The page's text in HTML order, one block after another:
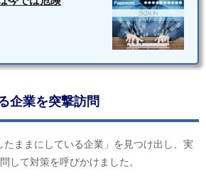
企業を突撃訪問
たままにしている企業」を見つけ出し、実
して対策を呼びかけました。